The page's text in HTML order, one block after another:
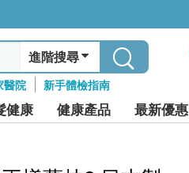
進階搜尋
醫院 新手體檢指南
健康 健康產品 最新優惠